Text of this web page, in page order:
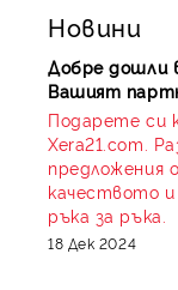
Новини
Добре дошли
Вашият
Подарете си
Xera21.com.
предложения
качеството
ръка за ръка.
18 Дек 2024